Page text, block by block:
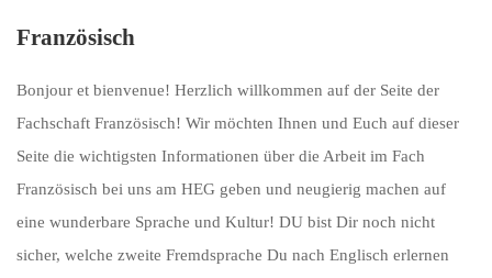
Französisch
Bonjour et bienvenue! Herzlich willkommen auf der Seite der
Fachschaft Französisch! Wir möchten Ihnen und Euch auf dieser
Seite die wichtigsten Informationen über die Arbeit im Fach
Französisch bei uns am HEG geben und neugierig machen auf
eine wunderbare Sprache und Kultur! DU bist Dir noch nicht
sicher, welche zweite Fremdsprache Du nach Englisch erlernen